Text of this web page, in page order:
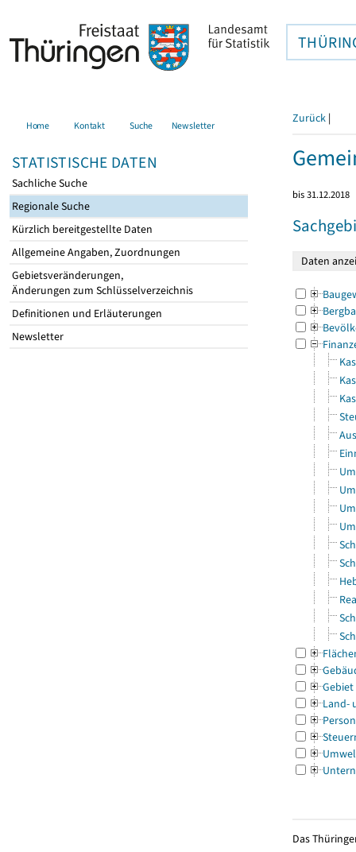
Home Kontakt Suche Newsletter
STATISTISCHE DATEN
Sachliche Suche
Regionale Suche
Kürzlich bereitgestellte Daten
Allgemeine Angaben, Zuordnungen
Gebietsveränderungen,
Änderungen zum Schlüsselverzeichnis
Definitionen und Erläuterungen
Newsletter
Zurück |
bis 31.12.2018
Gebiet
Land-
Das